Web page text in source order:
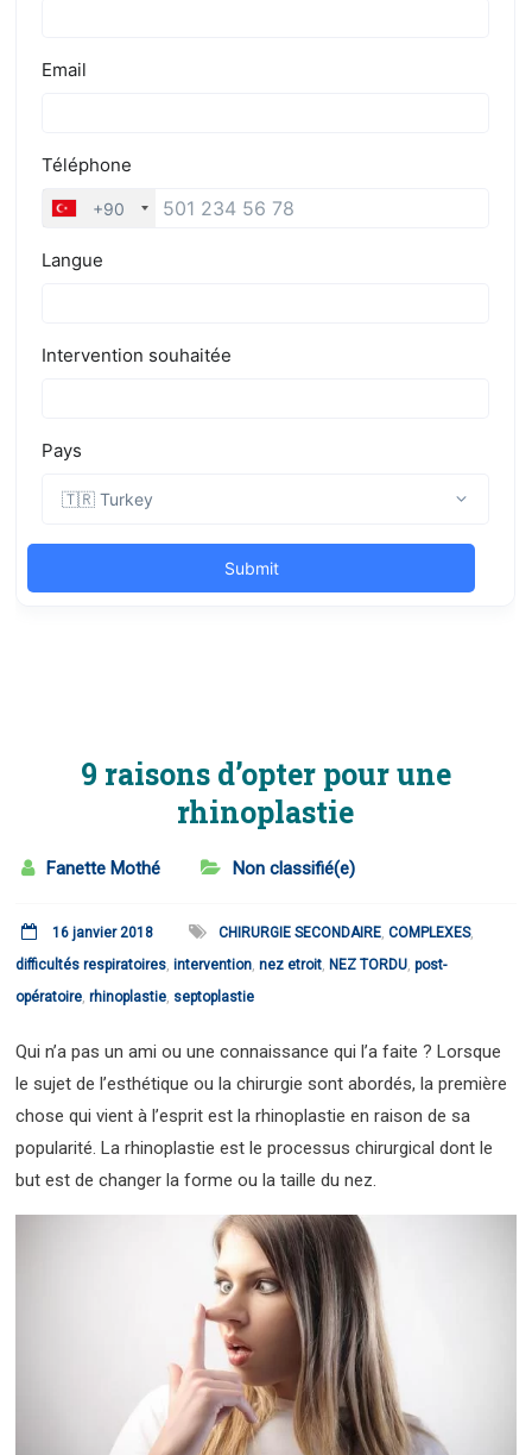
9 raisons d’opter pour une
rhinoplastie
Fanette Mothé Non classifié(e)
16 janvier 2018 CHIRURGIE SECONDAIRE,COMPLEXES,
difficultés respiratoires, intervention,nez etroit, NEZ TORDU,post-
opératoire,rhinoplastie, septoplastie
Qui n’a pas un ami ou une connaissance qui l’a faite ? Lorsque
le sujet de l’esthétique ou la chirurgie sont abordés, la première
chose qui vient à l’esprit est la rhinoplastie en raison de sa
popularité. La rhinoplastie est le processus chirurgical dont le
but est de changer la forme ou la taille du nez.